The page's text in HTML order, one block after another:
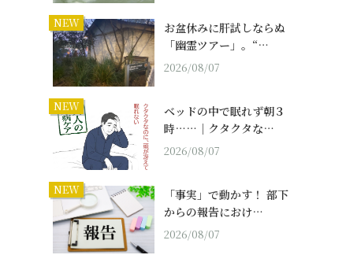
NEW
お盆休みに肝試しならぬ
「幽霊ツアー」。“…
2026/08/07
NEW
ベッドの中で眠れず朝３
時……｜クタクタな…
2026/08/07
NEW
「事実」で動かす！ 部下
からの報告におけ…
2026/08/07